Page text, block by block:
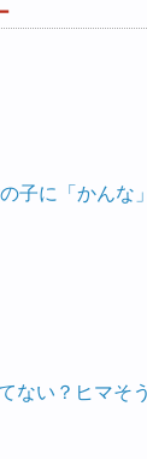
子に「かんな
ない？ヒマそ